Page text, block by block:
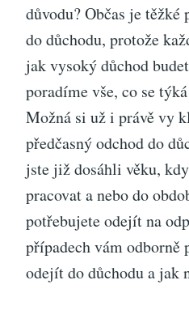
důvodu? Občas je
do důchodu, protože
jak vysoký důchod
poradíme vše, co se
Možná si už i právě vy
předčasný odchod do
jste již dosáhli věku,
pracovat a nebo do
potřebujete odejít na
případech vám odborně
odejít do důchodu a jak